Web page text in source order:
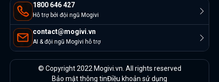
1800 646 427
Hỗ trợ bởi đội ngũ Mogivi
contact@mogivi.vn
AI & đội ngũ Mogivi hỗ trợ
© Copyright 2022 Mogivi.vn. All rights reserved
Bảo mật thông tinĐiều khoản sử dụng